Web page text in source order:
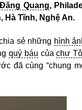
Quang,
Hà Tĩnh, Nghệ An.
sẻ những hình
quý báu củachư
đã cùng “chung